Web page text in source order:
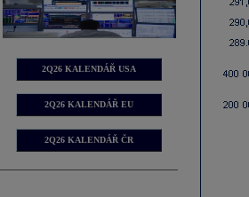
2Q26 KALENDÁŘ USA
2Q26 KALENDÁŘ EU
2Q26 KALENDÁŘ ČR